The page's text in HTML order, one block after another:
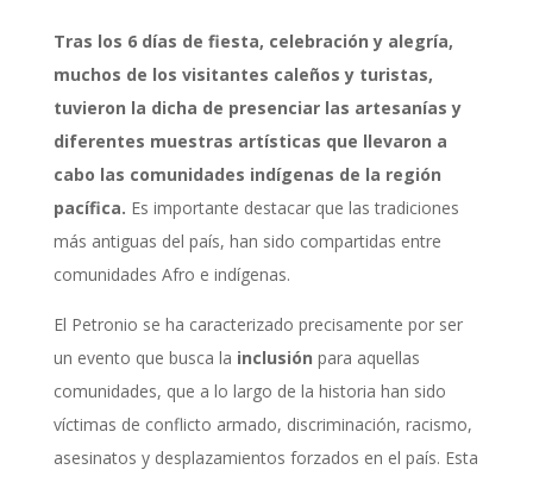
Tras los 6 días de fiesta, celebración y alegría,
muchos de los visitantes caleños y turistas,
tuvieron la dicha de presenciar las artesanías y
diferentes muestras artísticas que llevaron a
cabo las comunidades indígenas de la región
pacífica. Es importante destacar que las tradiciones
más antiguas del país, han sido compartidas entre
comunidades Afro e indígenas.
El Petronio se ha caracterizado precisamente por ser
un evento que busca la inclusión para aquellas
comunidades, que a lo largo de la historia han sido
víctimas de conflicto armado, discriminación, racismo,
asesinatos y desplazamientos forzados en el país. Esta